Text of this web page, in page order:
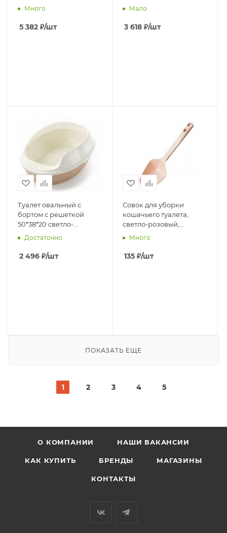
фильтр, совок, пакеты в
Много
5 382 ₽/шт
62*46*23 1х10 шт
Мало
3 618 ₽/шт
Туалет овальный с
бортом с решеткой
50*38*20 светло-
бежевый, 1х10 шт
Достаточно
2 496 ₽/шт
Совок для уборки
кошачьего туалета,
светло-розовый,
30,4*10,2*4,5см, 20шт/уп
Много
135 ₽/шт
ПОКАЗАТЬ ЕЩЕ
1 2 3 4 5
О КОМПАНИИ НАШИ ВАКАНСИИ
КАК КУПИТЬ БРЕНДЫ МАГАЗИНЫ
КОНТАКТЫ